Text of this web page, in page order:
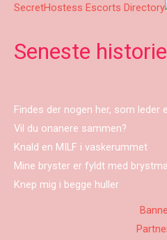
SecretHostess Escorts Directory
Seneste
Findes der nogen her, som
Vil du onanere sammen?
Knald en MILF i vaskerummet
Mine bryster er fyldt med
Knep mig i begge huller